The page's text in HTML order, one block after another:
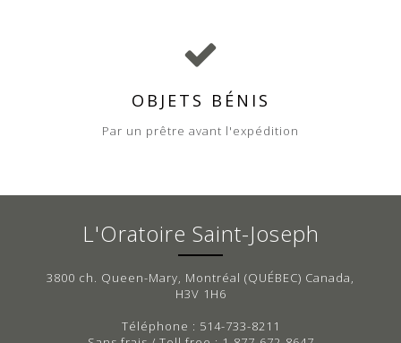
OBJETS BÉNIS
Par un prêtre avant l'expédition
L'Oratoire Saint-Joseph
3800 ch. Queen-Mary, Montréal (QUÉBEC) Canada,
H3V 1H6
Téléphone : 514-733-8211